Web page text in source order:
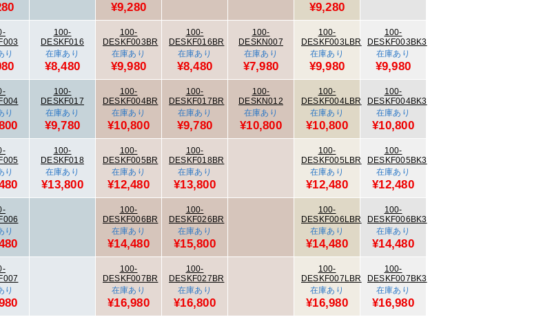
¥9,280 ¥9,280
り
100-
DESKF016
在庫あり
¥8,480
100-
DESKF003BR
在庫あり
¥9,980
100-
DESKF016BR
在庫あり
¥8,480
100-
DESKN007
在庫あり
¥7,980
100-
DESKF003LBR
在庫あり
¥9,980
100-
DESKF003BK3
在庫あり
¥9,980
り
100-
DESKF017
在庫あり
¥9,780
100-
DESKF004BR
在庫あり
¥10,800
100-
DESKF017BR
在庫あり
¥9,780
100-
DESKN012
在庫あり
¥10,800
100-
DESKF004LBR
在庫あり
¥10,800
100-
DESKF004BK3
在庫あり
¥10,800
り
100-
DESKF018
在庫あり
¥13,800
100-
DESKF005BR
在庫あり
¥12,480
100-
DESKF018BR
在庫あり
¥13,800
100-
DESKF005LBR
在庫あり
¥12,480
100-
DESKF005BK3
在庫あり
¥12,480
り
100-
DESKF006BR
在庫あり
¥14,480
100-
DESKF026BR
在庫あり
¥15,800
100-
DESKF006LBR
在庫あり
¥14,480
100-
DESKF006BK3
在庫あり
¥14,480
り
100-
DESKF007BR
在庫あり
¥16,980
100-
DESKF027BR
在庫あり
¥16,800
100-
DESKF007LBR
在庫あり
¥16,980
100-
DESKF007BK3
在庫あり
¥16,980